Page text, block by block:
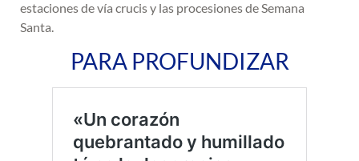
estaciones de vía crucis y las procesiones de Semana
Santa.
PARA PROFUNDIZAR